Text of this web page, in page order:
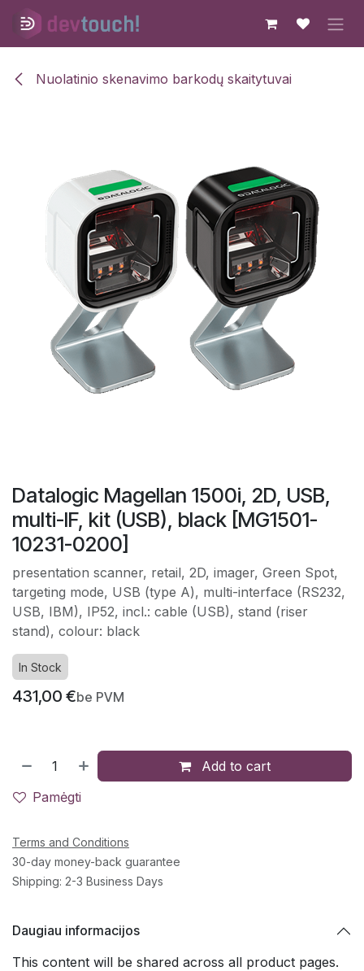
Skip to Content
Nuolatinio skenavimo barkodų skaitytuvai
Datalogic Magellan 1500i, 2D, USB,
multi-IF, kit (USB), black [MG1501-
10231-0200]
presentation scanner, retail, 2D, imager, Green Spot,
targeting mode, USB (type A), multi-interface (RS232,
USB, IBM), IP52, incl.: cable (USB), stand (riser
stand), colour: black
In Stock
431,00 €be PVM
Add to cart
Pamėgti
Terms and Conditions
30-day money-back guarantee
Shipping: 2-3 Business Days
Daugiau informacijos
This content will be shared across all product pages.